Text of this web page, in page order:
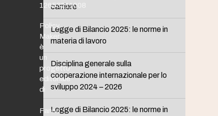
carriere
Legge di Bilancio 2025: le norme in
materia di lavoro
Disciplina generale sulla
cooperazione internazionale per lo
sviluppo 2024 – 2026
Legge di Bilancio 2025: le norme in
12653211008
Policy
Maker
è
un
progetto
editoriale
di
Fanno